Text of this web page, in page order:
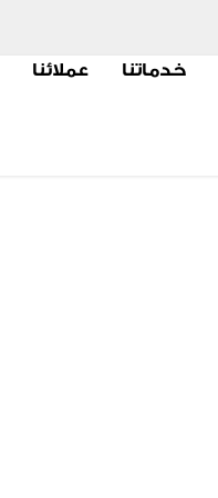
خدماتنا عملائنا